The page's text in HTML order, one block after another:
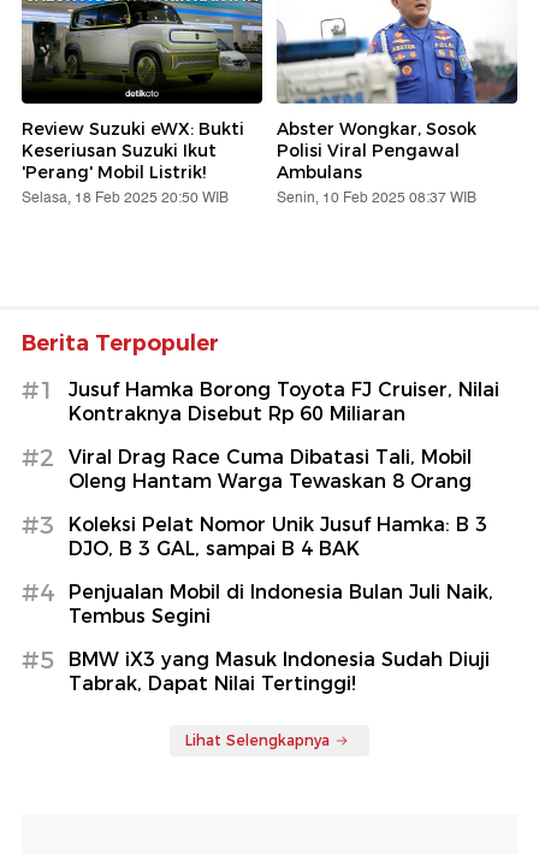
Review Suzuki eWX: Bukti
Keseriusan Suzuki Ikut
'Perang' Mobil Listrik!
Selasa, 18 Feb 2025 20:50 WIB
Abster Wongkar, Sosok
Polisi Viral Pengawal
Ambulans
Senin, 10 Feb 2025 08:37 WIB
Berita Terpopuler
#1
Jusuf Hamka Borong Toyota FJ Cruiser, Nilai
Kontraknya Disebut Rp 60 Miliaran
#2
Viral Drag Race Cuma Dibatasi Tali, Mobil
Oleng Hantam Warga Tewaskan 8 Orang
#3
Koleksi Pelat Nomor Unik Jusuf Hamka: B 3
DJO, B 3 GAL, sampai B 4 BAK
#4
Penjualan Mobil di Indonesia Bulan Juli Naik,
Tembus Segini
#5
BMW iX3 yang Masuk Indonesia Sudah Diuji
Tabrak, Dapat Nilai Tertinggi!
Lihat Selengkapnya